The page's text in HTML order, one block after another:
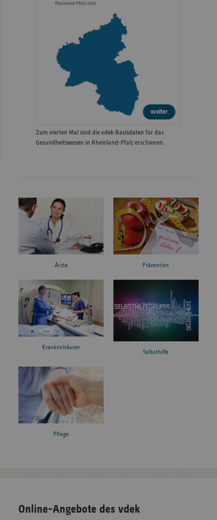
weiter
Zum vierten Mal sind die vdek-Basisdaten für das
Gesundheitswesen in Rheinland-Pfalz erschienen.
Ärzte Prävention
Krankenhäuser
Selbsthilfe
Pflege
Online-Angebote des vdek